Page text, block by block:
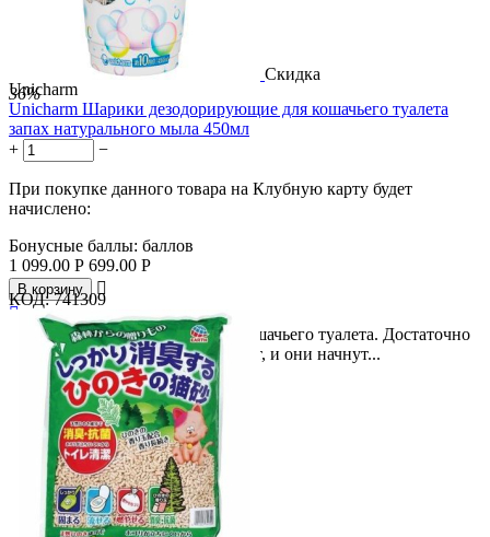
Скидка
36%
Unicharm
Unicharm Шарики дезодорирующие для кошачьего туалета
запах натурального мыла 450мл
+
−
При покупке данного товара на Клубную карту будет
начислено:
Бонусные баллы: баллов
1 099.00 Р 699.00 Р
В корзину


Дезодорирующие шарики для кошачьего туалета. Достаточно
просто насыпать шарики в туалет, и они начнут...
КОД: 741309